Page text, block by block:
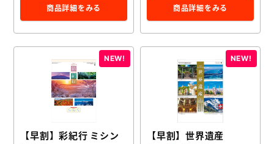
商品詳細をみる 商品詳細をみる
【早割】彩紀行 ミシン
【早割】世界遺産